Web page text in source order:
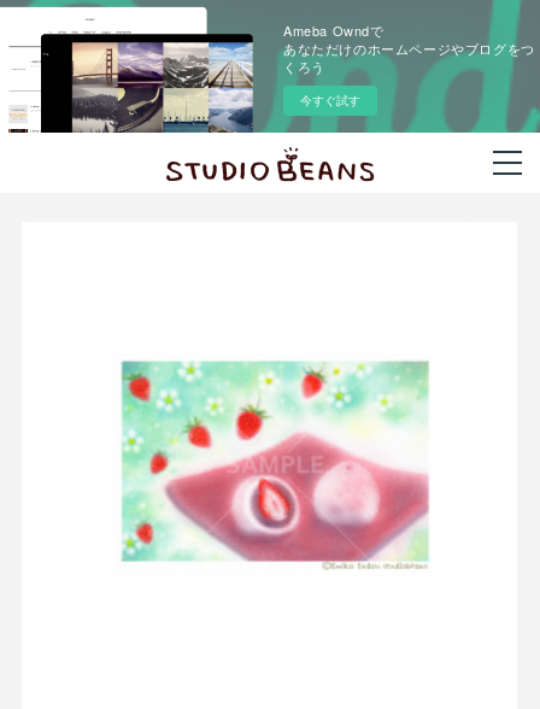
Ameba Owndで
あなただけのホームページやブログをつ
くろう
今すぐ試す